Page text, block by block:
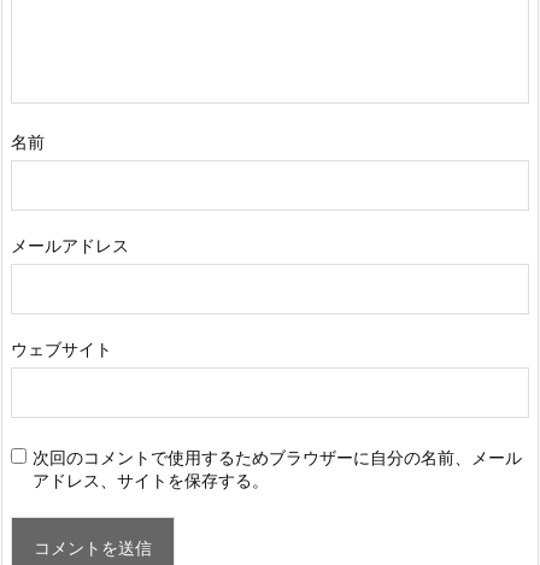
名前
メールアドレス
ウェブサイト
次回のコメントで使用するためブラウザーに自分の名前、メール
アドレス、サイトを保存する。